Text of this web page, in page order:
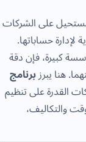
على الشركات
حساباتها.
كبيرة، فإن دقة
هنا يبرزبرنامج
القدرة على تنظيم
والتكاليف،